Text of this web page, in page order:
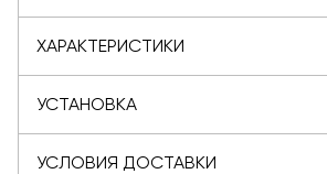
ХАРАКТЕРИСТИКИ
УСТАНОВКА
УСЛОВИЯ ДОСТАВКИ